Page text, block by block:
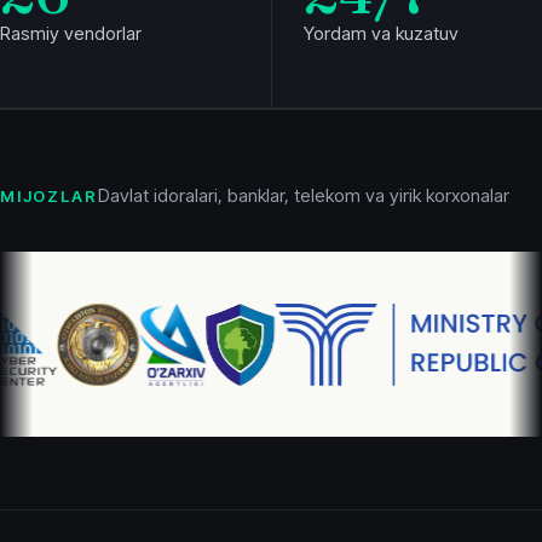
Rasmiy vendorlar Yordam va kuzatuv
MIJOZLARDavlat idoralari, banklar, telekom va yirik korxonalar